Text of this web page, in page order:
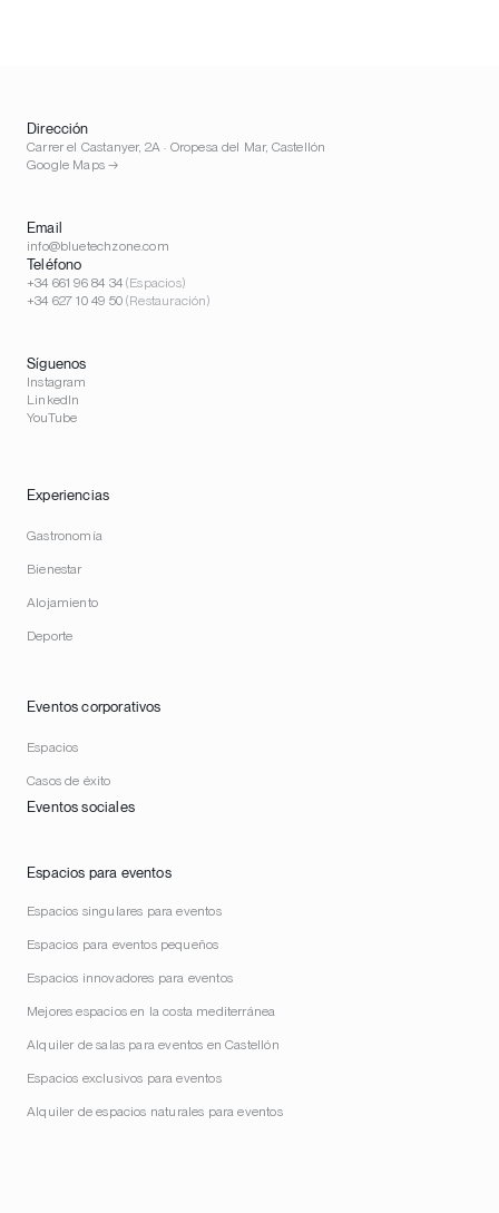
Experiencias
Gastronomía
Bienestar
Alojamiento
Deporte
Eventos corporativos
Espacios
Casos de éxito
Eventos sociales
Espacios para eventos
Espacios singulares para eventos
Espacios para eventos pequeños
Espacios innovadores para eventos
Mejores espacios en la costa mediterránea
Alquiler de salas para eventos en Castellón
Espacios exclusivos para eventos
Alquiler de espacios naturales para eventos
Dirección
Carrer el Castanyer, 2A · Oropesa del Mar, Castellón
Google Maps →
Email
info@bluetechzone.com
Teléfono
+34 661 96 84 34(Espacios)
+34 627 10 49 50(Restauración)
Síguenos
Instagram
LinkedIn
YouTube